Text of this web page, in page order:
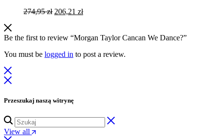
274,95zł Pierwotna
274,95 zł.
206,21 złAktualna
206,21 zł.
Be the first to review “Morgan Taylor Cancan We Dance?”
You must be logged in to post a review.
Przeszukaj naszą witrynę
View all